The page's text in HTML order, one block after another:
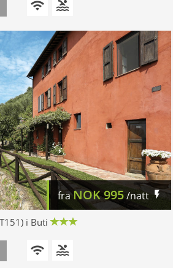
fraNOK995/natt
i Buti